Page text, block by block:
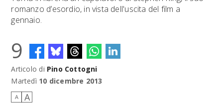
NETFLIX SADIE SINK CELIA ROSE GOODING
romanzo d’esordio, in vista dell'uscita del film a
gennaio.
9
Articolo di Pino Cottogni
Martedì 10 dicembre 2013
A A